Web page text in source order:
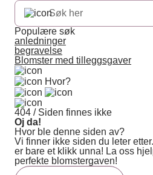
Populære søk
anledninger
begravelse
Blomster med tilleggsgaver
Hvor?
404 / Siden finnes ikke
Oj da!
Hvor ble denne siden av?
Vi finner ikke siden du leter
er bare et klikk unna! La oss
perfekte blomstergaven!